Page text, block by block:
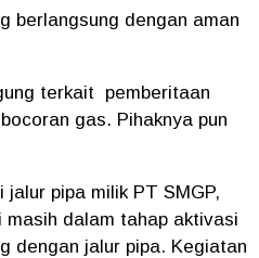
berlangsung dengan aman
terkait pemberitaan
gas. Pihaknya pun
pipa milik PT SMGP,
masih dalam tahap aktivasi
dengan jalur pipa. Kegiatan